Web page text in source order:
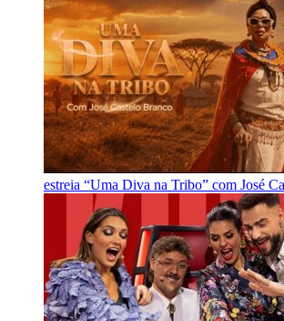
estreia “Uma Diva na Tribo” com José